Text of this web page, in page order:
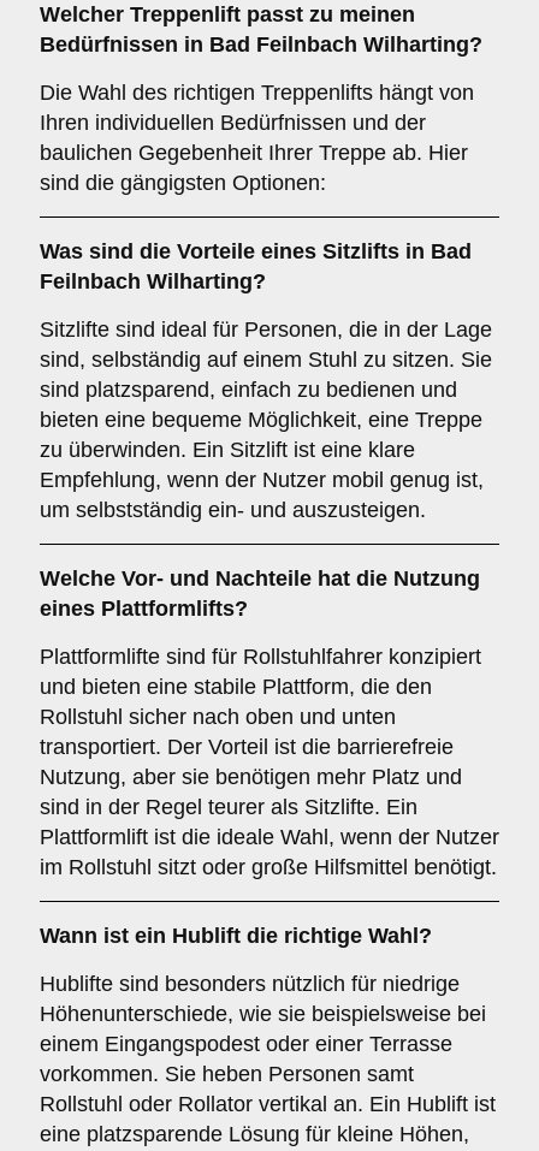
Welcher Treppenlift passt zu meinen
Bedürfnissen in Bad Feilnbach Wilharting?
Die Wahl des richtigen Treppenlifts hängt von
Ihren individuellen Bedürfnissen und der
baulichen Gegebenheit Ihrer Treppe ab. Hier
sind die gängigsten Optionen:
Was sind die Vorteile eines Sitzlifts in Bad
Feilnbach Wilharting?
Sitzlifte sind ideal für Personen, die in der Lage
sind, selbständig auf einem Stuhl zu sitzen. Sie
sind platzsparend, einfach zu bedienen und
bieten eine bequeme Möglichkeit, eine Treppe
zu überwinden. Ein Sitzlift ist eine klare
Empfehlung, wenn der Nutzer mobil genug ist,
um selbstständig ein- und auszusteigen.
Welche Vor- und Nachteile hat die Nutzung
eines Plattformlifts?
Plattformlifte sind für Rollstuhlfahrer konzipiert
und bieten eine stabile Plattform, die den
Rollstuhl sicher nach oben und unten
transportiert. Der Vorteil ist die barrierefreie
Nutzung, aber sie benötigen mehr Platz und
sind in der Regel teurer als Sitzlifte. Ein
Plattformlift ist die ideale Wahl, wenn der Nutzer
im Rollstuhl sitzt oder große Hilfsmittel benötigt.
Wann ist ein Hublift die richtige Wahl?
Hublifte sind besonders nützlich für niedrige
Höhenunterschiede, wie sie beispielsweise bei
einem Eingangspodest oder einer Terrasse
vorkommen. Sie heben Personen samt
Rollstuhl oder Rollator vertikal an. Ein Hublift ist
eine platzsparende Lösung für kleine Höhen,